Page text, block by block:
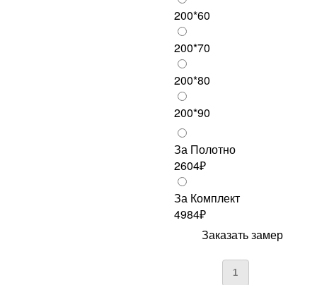
200*60
200*70
200*80
200*90
За Полотно
2604₽
За Комплект
4984₽
Заказать замер